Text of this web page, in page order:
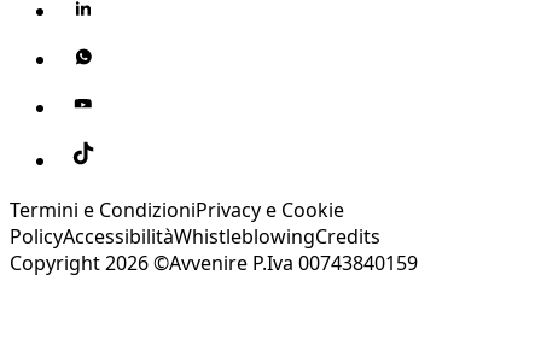
Termini e CondizioniPrivacy e Cookie
PolicyAccessibilitàWhistleblowingCredits
Copyright 2026 ©Avvenire P.Iva 00743840159